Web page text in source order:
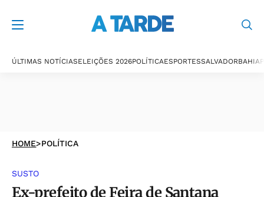
ÚLTIMAS NOTÍCIASELEIÇÕES 2026POLÍTICAESPORTESSALVADORBAHIA
HOME>POLÍTICA
SUSTO
Ex-prefeito de Feira de Santana